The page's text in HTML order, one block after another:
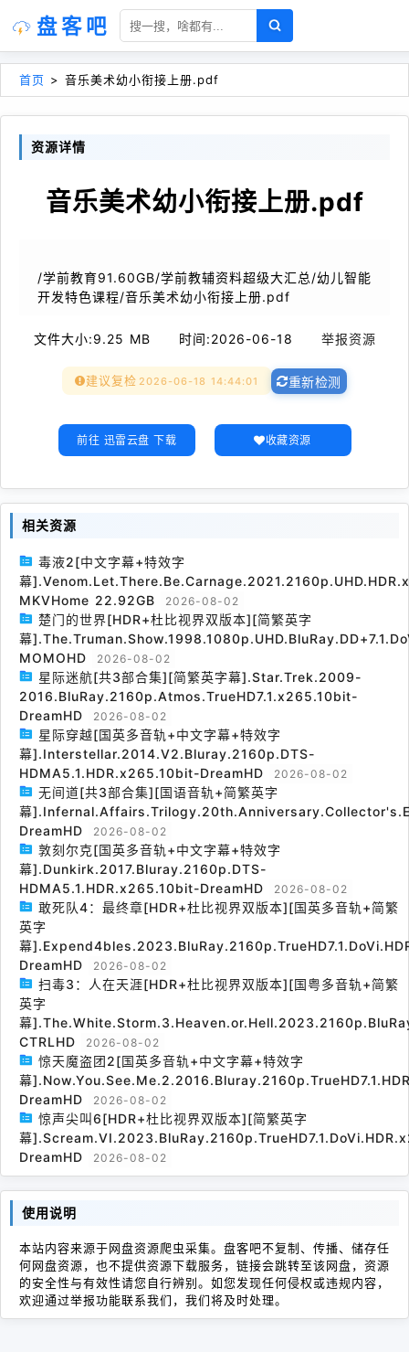
盘客吧
首页 > 音乐美术幼小衔接上册.pdf
资源详情
音乐美术幼小衔接上册.pdf
/学前教育91.60GB/学前教辅资料超级大汇总/幼儿智能
开发特色课程/音乐美术幼小衔接上册.pdf
文件大小:9.25 MB 时间:2026-06-18 举报资源
建议复检 2026-06-18 14:44:01 重新检测
前往 迅雷云盘 下载 收藏资源
相关资源
毒液2[中文字幕+特效字
幕
MKVHome 22.92GB
2026-08-02
楚门的世界[HDR+杜比视界双版本][简繁英字
幕
MOMOHD
2026-08-02
星际迷航[共3部合集][简繁英字幕].Star.Trek.2009-
2016.BluRay.2160p.Atmos.TrueHD7.1.x265.10bit-
DreamHD
2026-08-02
星际穿越[国英多音轨+中文字幕+特效字
幕].Interstellar.2014.V2.Bluray.2160p.DTS-
HDMA5.1.HDR.x265.10bit-DreamHD
2026-08-02
无间道[共3部合集][国语音轨+简繁英字
幕
DreamHD
2026-08-02
敦刻尔克[国英多音轨+中文字幕+特效字
幕].Dunkirk.2017.Bluray.2160p.DTS-
HDMA5.1.HDR.x265.10bit-DreamHD
2026-08-02
敢死队4：最终章[HDR+杜比视界双版本][国英多音轨+简繁
英字
幕
DreamHD
2026-08-02
扫毒3：人在天涯[HDR+杜比视界双版本][国粤多音轨+简繁
英字
幕
CTRLHD
2026-08-02
惊天魔盗团2[国英多音轨+中文字幕+特效字
幕
DreamHD
2026-08-02
惊声尖叫6[HDR+杜比视界双版本][简繁英字
幕
DreamHD
2026-08-02
使用说明
本站内容来源于网盘资源爬虫采集。盘客吧不复制、传播、储存任
何网盘资源，也不提供资源下载服务，链接会跳转至该网盘，资源
的安全性与有效性请您自行辨别。如您发现任何侵权或违规内容，
欢迎通过举报功能联系我们，我们将及时处理。